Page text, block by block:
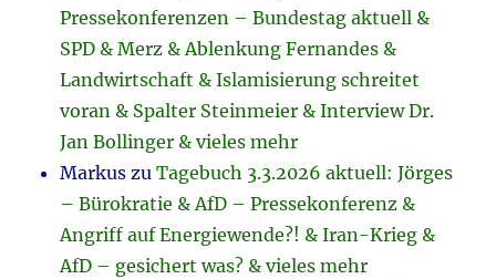
Pressekonferenzen – Bundestag aktuell &
SPD & Merz & Ablenkung Fernandes &
Landwirtschaft & Islamisierung schreitet
voran & Spalter Steinmeier & Interview Dr.
Jan Bollinger & vieles mehr
Markus zuTagebuch 3.3.2026 aktuell: Jörges
– Bürokratie & AfD – Pressekonferenz &
Angriff auf Energiewende?! & Iran-Krieg &
AfD – gesichert was? & vieles mehr